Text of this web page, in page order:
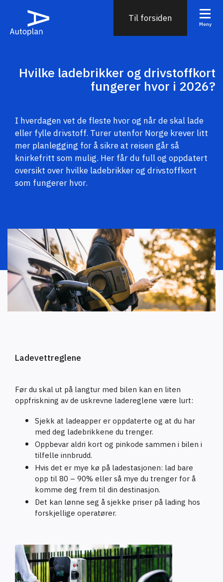
Til forsiden
Meny
Hvilke ladebrikker og drivstoffkort
fungerer hvor i 2026?
I hverdagen vet de fleste hvor og når de skal lade
eller fylle drivstoff. Turer utenfor Norge krever litt
mer planlegging for å sikre at reisen går så
knirkefritt som mulig. Her får du full og oppdatert
oversikt over hvilke ladebrikker og drivstoffkort
som fungerer hvor.
Ladevettreglene
Før du skal ut på langtur med bilen kan en liten
oppfriskning av de uskrevne ladereglene være lurt:
Sjekk at ladeapper er oppdaterte og at du har
med deg ladebrikkene du trenger.
Oppbevar aldri kort og pinkode sammen i bilen i
tilfelle innbrudd.
Hvis det er mye kø på ladestasjonen: lad bare
opp til 80 – 90% eller så mye du trenger for å
komme deg frem til din destinasjon.
Det kan lønne seg å sjekke priser på lading hos
forskjellige operatører.